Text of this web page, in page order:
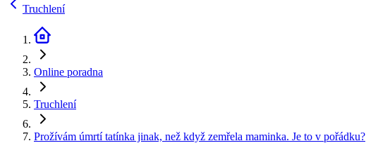
Truchlení
Online poradna
Truchlení
Prožívám úmrtí tatínka jinak, než když zemřela maminka. Je to v pořádku?